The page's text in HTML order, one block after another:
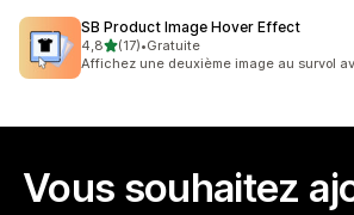
SB Product Image Hover Effect
4,8étoile(s) sur 5
(17)
17 avis au total
•Gratuite
Affichez une deuxième image au survol
Vous souhaitez